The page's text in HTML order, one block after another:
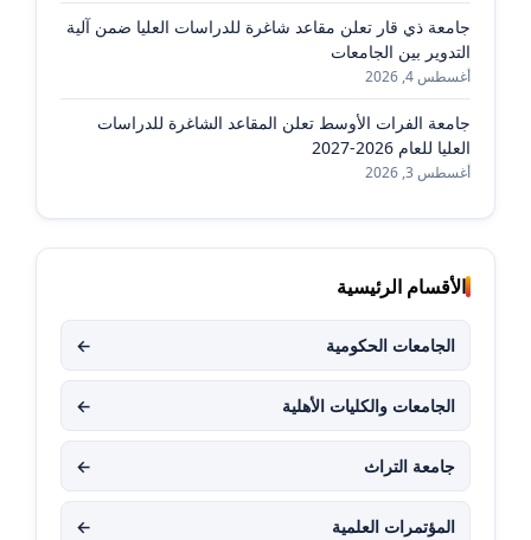
جامعة ذي قار تعلن مقاعد شاغرة للدراسات العليا ضمن آلية
التدوير بين الجامعات
أغسطس 4, 2026
جامعة الفرات الأوسط تعلن المقاعد الشاغرة للدراسات
العليا للعام 2026-2027
أغسطس 3, 2026
الأقسام الرئيسية
الجامعات الحكومية ←
الجامعات والكليات الأهلية ←
جامعة التراث ←
المؤتمرات العلمية ←